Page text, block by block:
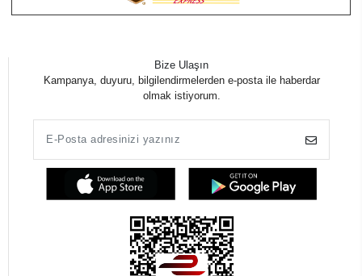
Bize Ulaşın
Kampanya, duyuru, bilgilendirmelerden e-posta ile haberdar
olmak istiyorum.